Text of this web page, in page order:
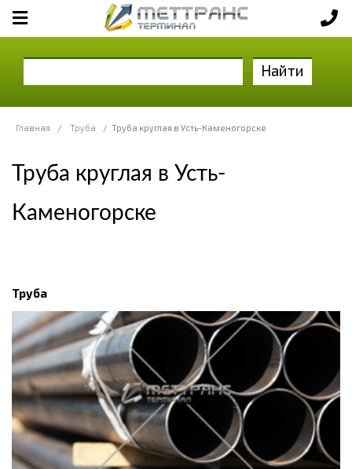
Найти
Главная / Труба / Труба круглая в Усть-Каменогорске
Труба круглая в Усть-
Каменогорске
Труба